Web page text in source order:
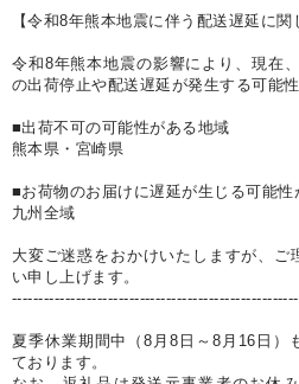
【令和8年熊本地震に伴う配送遅延に関
令和8年熊本地震の影響により、現在
の出荷停止や配送遅延が発生する可能性
■出荷不可の可能性がある地域
熊本県・宮崎県
■お荷物のお届けに遅延が生じる可能性
九州全域
大変ご迷惑をおかけいたしますが、ご
い申し上げます。
夏季休業期間中（8月8日～8月16日）
ております。